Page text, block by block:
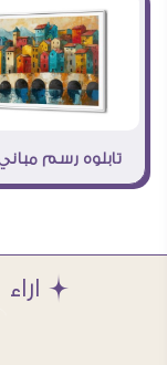
تابلوه رسم
Æ اراء